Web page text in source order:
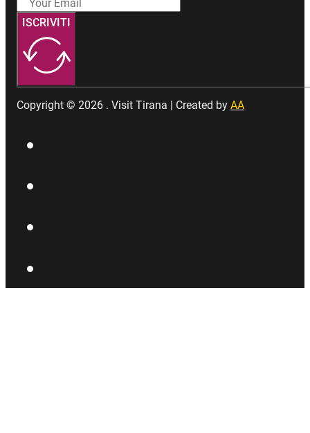
ISCRIVITI
Copyright © 2026 . Visit Tirana | Created by AA